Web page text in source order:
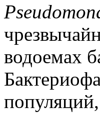
водоемах